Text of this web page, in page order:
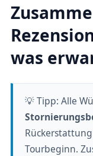
was
💡 Tipp: Alle
Tourbeginn.